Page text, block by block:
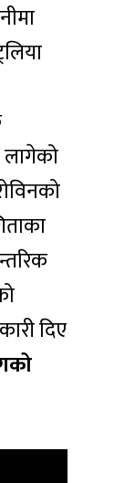
लागेको
दिए